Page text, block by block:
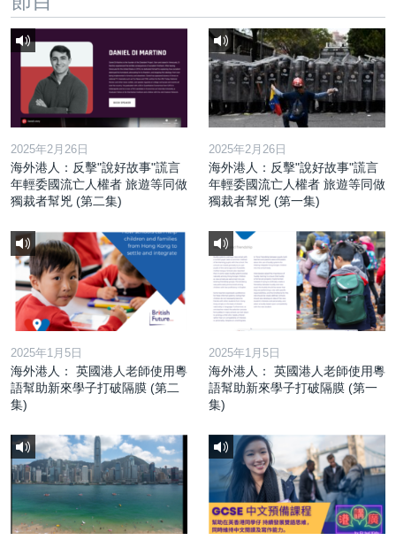
2025年2月26日
海外港人：反擊"說好故事"謊言
年輕委國流亡人權者 旅遊等同做
獨裁者幫兇 (第二集)
2025年2月26日
海外港人：反擊"說好故事"謊言
年輕委國流亡人權者 旅遊等同做
獨裁者幫兇 (第一集)
2025年1月5日
海外港人： 英國港人老師使用粵
語幫助新來學子打破隔膜 (第二
集)
2025年1月5日
海外港人： 英國港人老師使用粵
語幫助新來學子打破隔膜 (第一
集)